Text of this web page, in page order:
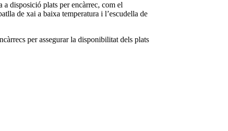
a disposició plats per encàrrec, com el
de xai a baixa temperatura i l’escudella de
per assegurar la disponibilitat dels plats